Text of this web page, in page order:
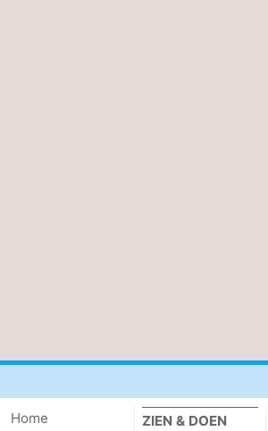
Home
ZIEN & DOEN